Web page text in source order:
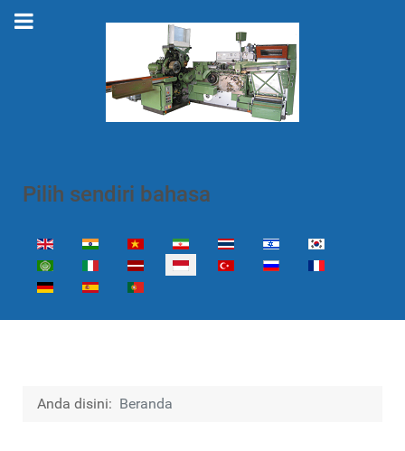
Pilih sendiri bahasa
Select your language
Anda disini: Beranda